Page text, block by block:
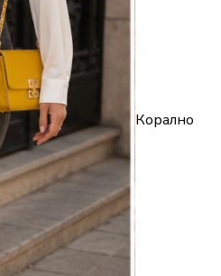
Корално